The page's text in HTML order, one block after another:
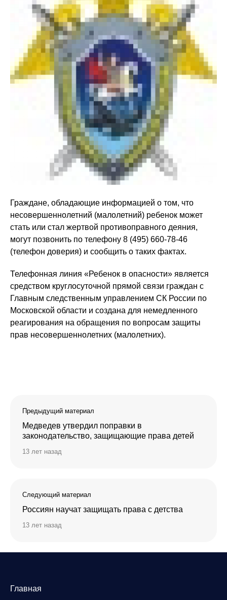
Граждане, обладающие информацией о том, что
несовершеннолетний (малолетний) ребенок может
стать или стал жертвой противоправного деяния,
могут позвонить по телефону 8 (495) 660-78-46
(телефон доверия) и сообщить о таких фактах.
Телефонная линия «Ребенок в опасности» является
средством круглосуточной прямой связи граждан с
Главным следственным управлением СК России по
Московской области и создана для немедленного
реагирования на обращения по вопросам защиты
прав несовершеннолетних (малолетних).
Предыдущий материал
Медведев утвердил поправки в
законодательство, защищающие права детей
13 лет назад
Следующий материал
Россиян научат защищать права с детства
13 лет назад
Главная